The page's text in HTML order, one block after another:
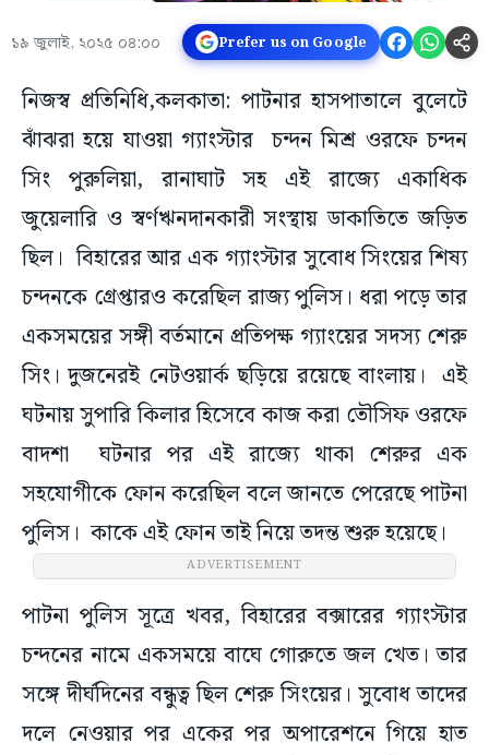
১৯ জুলাই, ২০২৫ ০৪:০০ Prefer us on Google
নিজস্ব প্রতিনিধি,কলকাতা: পাটনার হাসপাতালে বুলেটে
ঝাঁঝরা হয়ে যাওয়া গ্যাংস্টার চন্দন মিশ্র ওরফে চন্দন
সিং পুরুলিয়া, রানাঘাট সহ এই রাজ্যে একাধিক
জুয়েলারি ও স্বর্ণঋনদানকারী সংস্থায় ডাকাতিতে জড়িত
ছিল। বিহারের আর এক গ্যাংস্টার সুবোধ সিংয়ের শিষ্য
চন্দনকে গ্রেপ্তারও করেছিল রাজ্য পুলিস। ধরা পড়ে তার
একসময়ের সঙ্গী বর্তমানে প্রতিপক্ষ গ্যাংয়ের সদস্য শেরু
সিং। দুজনেরই নেটওয়ার্ক ছড়িয়ে রয়েছে বাংলায়। এই
ঘটনায় সুপারি কিলার হিসেবে কাজ করা তৌসিফ ওরফে
বাদশা ঘটনার পর এই রাজ্যে থাকা শেরুর এক
সহযোগীকে ফোন করেছিল বলে জানতে পেরেছে পাটনা
পুলিস। কাকে এই ফোন তাই নিয়ে তদন্ত শুরু হয়েছে।
ADVERTISEMENT
পাটনা পুলিস সূত্রে খবর, বিহারের বক্সারের গ্যাংস্টার
চন্দনের নামে একসময়ে বাঘে গোরুতে জল খেত। তার
সঙ্গে দীর্ঘদিনের বন্ধুত্ব ছিল শেরু সিংয়ের। সুবোধ তাদের
দলে নেওয়ার পর একের পর অপারেশনে গিয়ে হাত